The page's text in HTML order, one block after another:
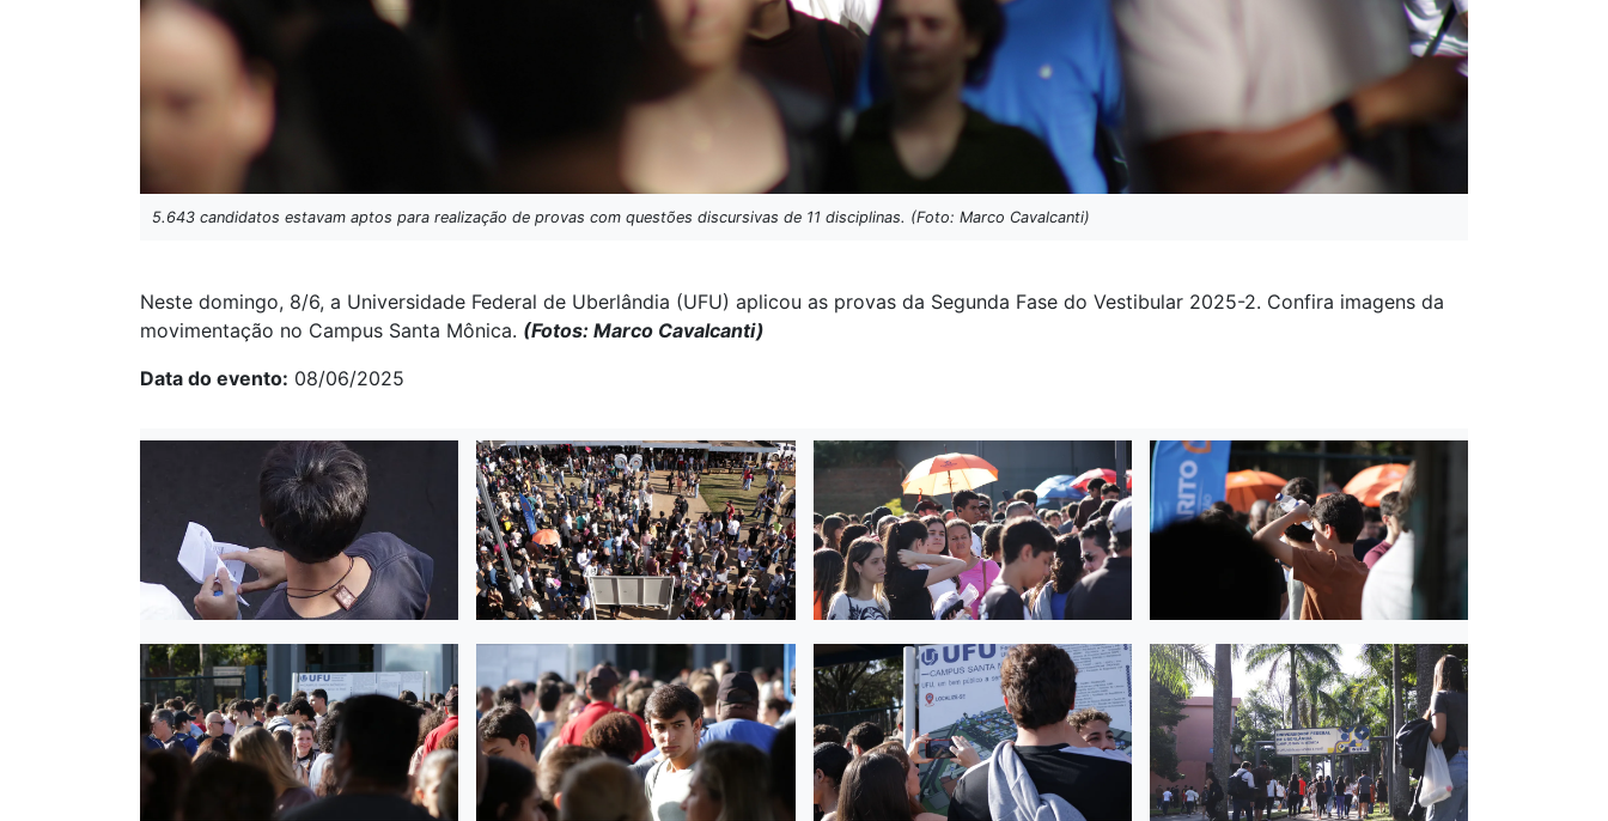
5.643 candidatos estavam aptos para realização de provas com questões discursivas de 11 disciplinas. (Foto: Marco Cavalcanti)
Neste domingo, 8/6, a Universidade Federal de Uberlândia (UFU) aplicou as provas da Segunda Fase do Vestibular 2025-2. Confira imagens da
movimentação no Campus Santa Mônica. (Fotos: Marco Cavalcanti)
Data do evento 08/06/2025